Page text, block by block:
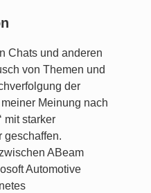
Chats und anderen
von Themen und
der
Meinung nach
mit starker
geschaffen.
ABeam
Automotive